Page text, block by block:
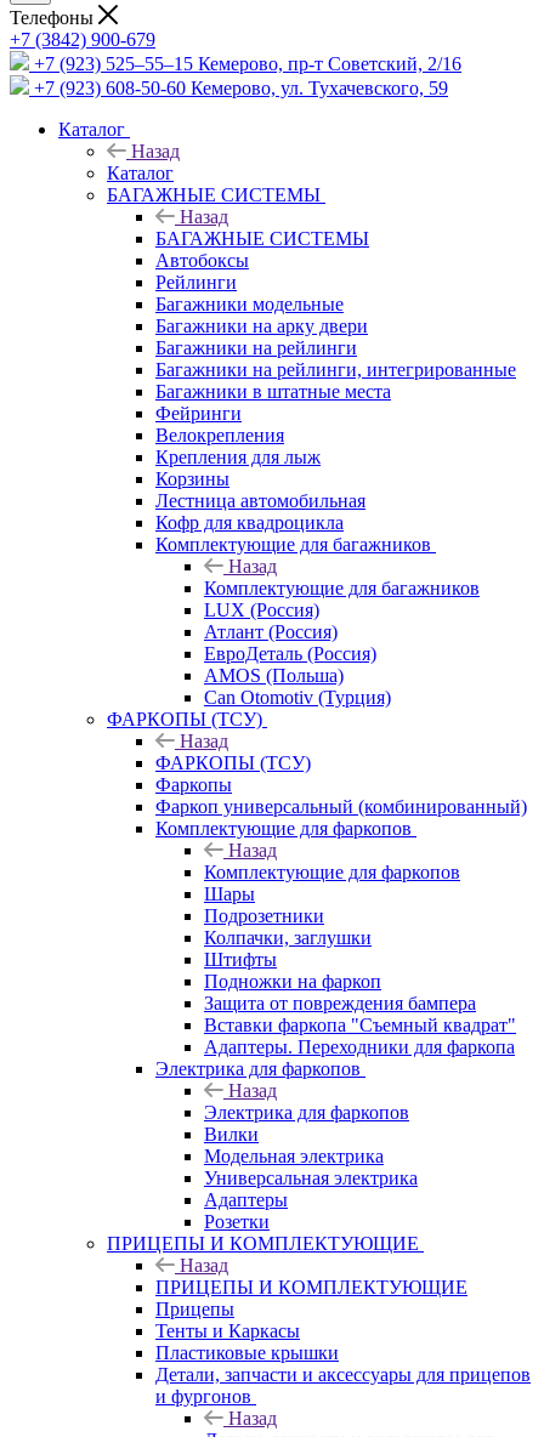
Телефоны
+7 (3842) 900-679
+7 (923) 525–55–15 Кемерово, пр-т Советский, 2/16
+7 (923) 608-50-60 Кемерово, ул. Тухачевского, 59
Каталог
Назад
Каталог
БАГАЖНЫЕ СИСТЕМЫ
Назад
БАГАЖНЫЕ СИСТЕМЫ
Автобоксы
Рейлинги
Багажники модельные
Багажники на арку двери
Багажники на рейлинги
Багажники на рейлинги, интегрированные
Багажники в штатные места
Фейринги
Велокрепления
Крепления для лыж
Корзины
Лестница автомобильная
Кофр для квадроцикла
Комплектующие для багажников
Назад
Комплектующие для багажников
LUX (Россия)
Атлант (Россия)
ЕвроДеталь (Россия)
AMOS (Польша)
Can Otomotiv (Турция)
ФАРКОПЫ (ТСУ)
Назад
ФАРКОПЫ (ТСУ)
Фаркопы
Фаркоп универсальный (комбинированный)
Комплектующие для фаркопов
Назад
Комплектующие для фаркопов
Шары
Подрозетники
Колпачки, заглушки
Штифты
Подножки на фаркоп
Защита от повреждения бампера
Вставки фаркопа "Съемный квадрат"
Адаптеры. Переходники для фаркопа
Электрика для фаркопов
Назад
Электрика для фаркопов
Вилки
Модельная электрика
Универсальная электрика
Адаптеры
Розетки
ПРИЦЕПЫ И КОМПЛЕКТУЮЩИЕ
Назад
ПРИЦЕПЫ И КОМПЛЕКТУЮЩИЕ
Прицепы
Тенты и Каркасы
Пластиковые крышки
Детали, запчасти и аксессуары для прицепов
и фургонов
Назад